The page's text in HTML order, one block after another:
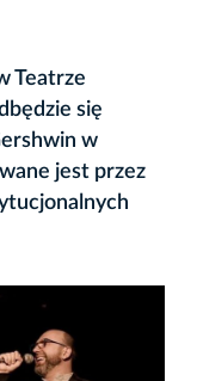
Teatrze
się
w
jest przez